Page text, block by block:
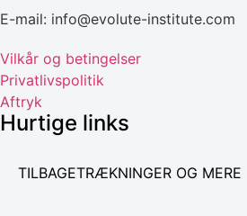
E-mail: info@evolute-institute.com
Vilkår og betingelser
Privatlivspolitik
Aftryk
Hurtige links
TILBAGETRÆKNINGER OG MERE